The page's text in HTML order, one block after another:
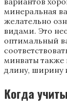
минеральная
желательно
видами. Это
оптимальный
минваты также
длину, ширину
Когда